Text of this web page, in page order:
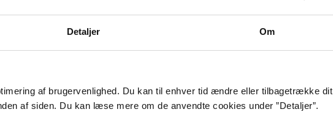
Detaljer Om
af brugervenlighed. Du kan til enhver tid ændre eller tilbagetrække dit
af siden. Du kan læse mere om de anvendte cookies under ”Detaljer”.